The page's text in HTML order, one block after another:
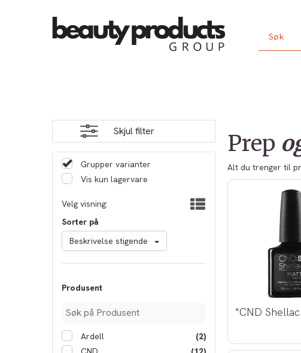
Skjul filter
Grupper varianter
Vis kun lagervare
Velg visning:
Sorter på
Beskrivelse stigende
Produsent
Ardell
(2)
Prep
Alt du trenger til